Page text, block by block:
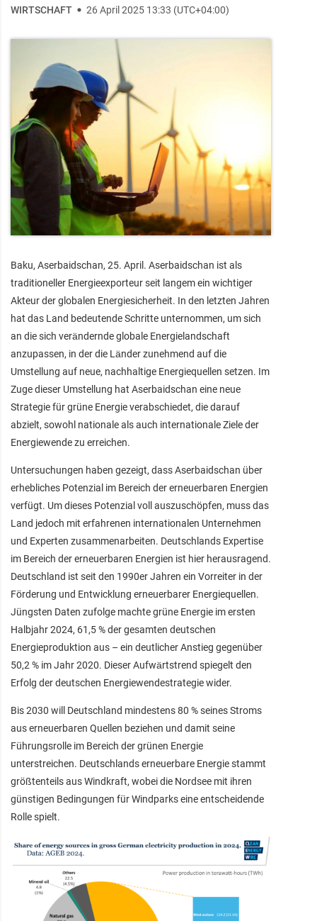
WIRTSCHAFT 26 April 2025 13:33 (UTC+04:00)
Baku, Aserbaidschan, 25. April. Aserbaidschan ist als
traditioneller Energieexporteur seit langem ein wichtiger
Akteur der globalen Energiesicherheit. In den letzten Jahren
hat das Land bedeutende Schritte unternommen, um sich
an die sich verändernde globale Energielandschaft
anzupassen, in der die Länder zunehmend auf die
Umstellung auf neue, nachhaltige Energiequellen setzen. Im
Zuge dieser Umstellung hat Aserbaidschan eine neue
Strategie für grüne Energie verabschiedet, die darauf
abzielt, sowohl nationale als auch internationale Ziele der
Energiewende zu erreichen.
Untersuchungen haben gezeigt, dass Aserbaidschan über
erhebliches Potenzial im Bereich der erneuerbaren Energien
verfügt. Um dieses Potenzial voll auszuschöpfen, muss das
Land jedoch mit erfahrenen internationalen Unternehmen
und Experten zusammenarbeiten. Deutschlands Expertise
im Bereich der erneuerbaren Energien ist hier herausragend.
Deutschland ist seit den 1990er Jahren ein Vorreiter in der
Förderung und Entwicklung erneuerbarer Energiequellen.
Jüngsten Daten zufolge machte grüne Energie im ersten
Halbjahr 2024, 61,5 % der gesamten deutschen
Energieproduktion aus – ein deutlicher Anstieg gegenüber
50,2 % im Jahr 2020. Dieser Aufwärtstrend spiegelt den
Erfolg der deutschen Energiewendestrategie wider.
Bis 2030 will Deutschland mindestens 80 % seines Stroms
aus erneuerbaren Quellen beziehen und damit seine
Führungsrolle im Bereich der grünen Energie
unterstreichen. Deutschlands erneuerbare Energie stammt
größtenteils aus Windkraft, wobei die Nordsee mit ihren
günstigen Bedingungen für Windparks eine entscheidende
Rolle spielt.